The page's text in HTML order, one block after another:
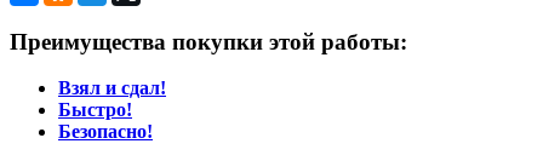
Преимущества покупки этой работы:
Взял и сдал!
Быстро!
Безопасно!